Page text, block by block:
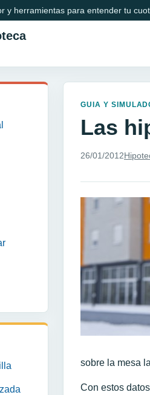
y herramientas para entender tu
GUIA Y
Las
26/01/2012
sobre la mesa
Con estos